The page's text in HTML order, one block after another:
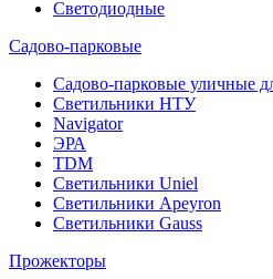
Светодиодные
Садово-парковые
Садово-парковые уличные
Светильники НТУ
Navigator
ЭРА
TDM
Светильники Uniel
Светильники Apeyron
Светильники Gauss
Прожекторы